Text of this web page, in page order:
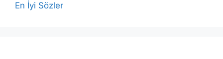
En İyi Sözler